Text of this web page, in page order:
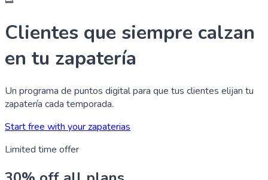
Clientes que siempre calzan
en tu zapatería
Un programa de puntos digital para que tus clientes elijan tu
zapatería cada temporada.
Start free with your zapaterias
Limited time offer